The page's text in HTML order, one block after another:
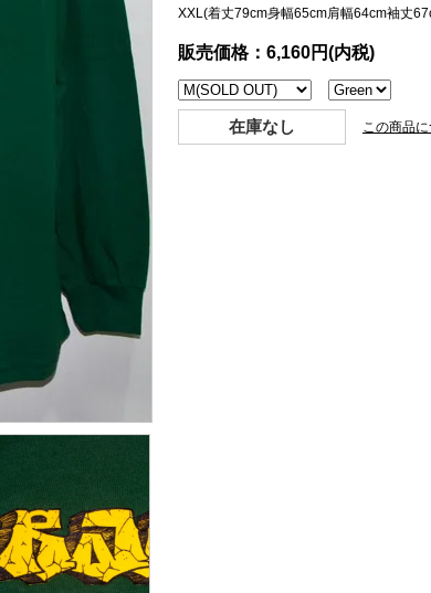
XXL(着丈79cm身幅65cm肩幅64cm袖丈
販売価格：6,160円(内税)
在庫なし この商品